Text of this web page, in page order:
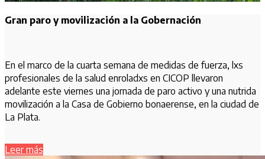
Gran paro y movilización a la Gobernación
En el marco de la cuarta semana de medidas de fuerza, lxs
profesionales de la salud enroladxs en CICOP llevaron
adelante este viernes una jornada de paro activo y una nutrida
movilización a la Casa de Gobierno bonaerense, en la ciudad de
La Plata.
Leer más